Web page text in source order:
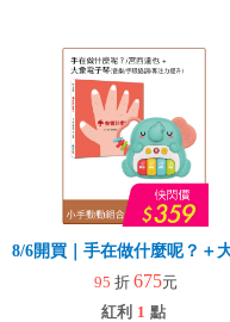
8/6開買｜手在做什麼呢？＋
95 折 675元
紅利 1 點